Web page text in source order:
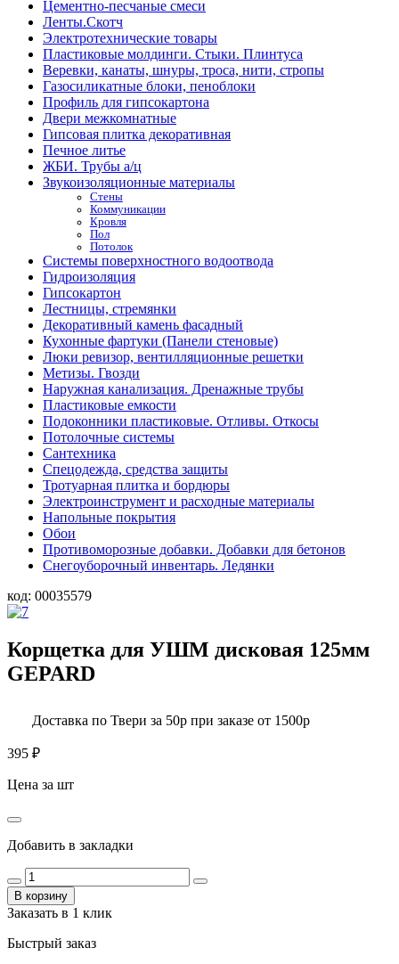
Цементно-песчаные смеси
Ленты.Скотч
Электротехнические товары
Пластиковые молдинги. Стыки. Плинтуса
Веревки, канаты, шнуры, троса, нити, стропы
Газосиликатные блоки, пеноблоки
Профиль для гипсокартона
Двери межкомнатные
Гипсовая плитка декоративная
Печное литье
ЖБИ. Трубы а/ц
Звукоизоляционные материалы
Стены
Коммуникации
Кровля
Пол
Потолок
Системы поверхностного водоотвода
Гидроизоляция
Гипсокартон
Лестницы, стремянки
Декоративный камень фасадный
Кухонные фартуки (Панели стеновые)
Люки ревизор, вентилляционные решетки
Метизы. Гвозди
Наружная канализация. Дренажные трубы
Пластиковые емкости
Подоконники пластиковые. Отливы. Откосы
Потолочные системы
Сантехника
Спецодежда, средства защиты
Тротуарная плитка и бордюры
Электроинструмент и расходные материалы
Напольные покрытия
Обои
Противоморозные добавки. Добавки для бетонов
Снегоуборочный инвентарь. Ледянки
код: 00035579
Корщетка для УШМ дисковая 125мм
GEPARD
Доставка по Твери за 50р при заказе от 1500р
395 ₽
Цена за шт
Добавить в закладки
В корзину
Заказать в 1 клик
Быстрый заказ